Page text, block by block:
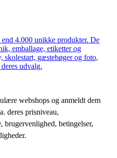
4.000 unikke produkter. De
emballage, etiketter og
skolestart, gæstebøger og foto,
udvalg.
webshops og anmeldt dem
deres prisniveau,
brugervenlighed, betingelser,